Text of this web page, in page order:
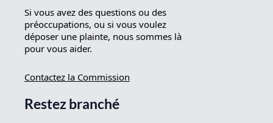
Si vous avez des questions ou des
préoccupations, ou si vous voulez
déposer une plainte, nous sommes là
pour vous aider.
Contactez la Commission
Restez branché